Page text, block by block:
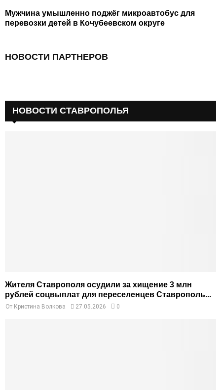
Мужчина умышленно поджёг микроавтобус для
перевозки детей в Кочубеевском округе
НОВОСТИ ПАРТНЕРОВ
НОВОСТИ СТАВРОПОЛЬЯ
Жителя Ставрополя осудили за хищение 3 млн
рублей соцвыплат для переселенцев Ставрополь...
От Кристина Волкова 27.05.2026 0